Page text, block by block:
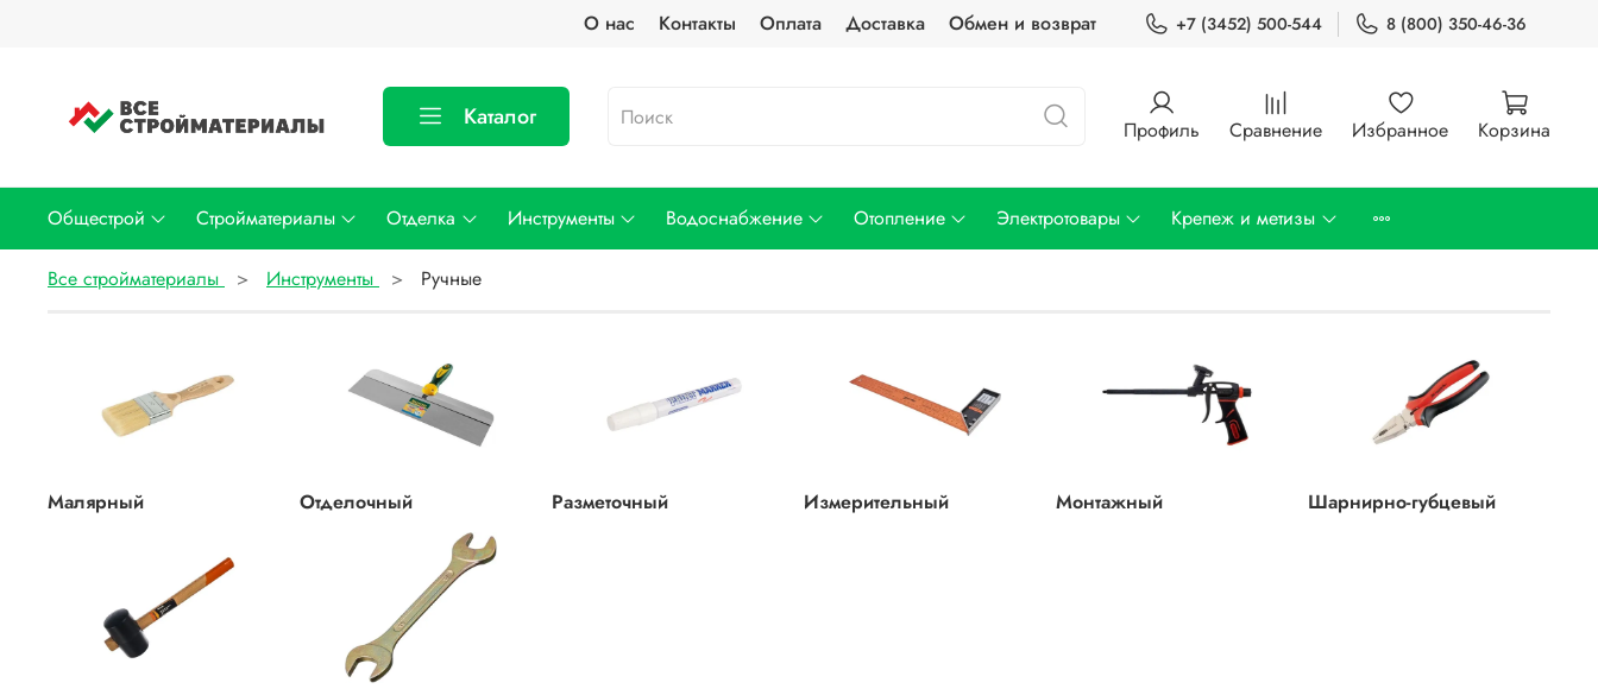
О нас Контакты Оплата Доставка Обмен и возврат +7 (3452) 500-544 8 (800) 350-46-36
Каталог Профиль Сравнение Избранное Корзина
Общестрой Стройматериалы Отделка Инструменты Водоснабжение Отопление Электротовары Крепеж и метизы
Все стройматериалы Инструменты Ручные
Малярный Отделочный Разметочный Измерительный Монтажный Шарнирно-губцевый